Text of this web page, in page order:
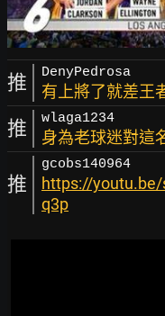
推 DenyPedrosa
有上將了就差王
推 wlaga1234
身為老球迷對這
推
gcobs140964
https://youtu.be/
q3p